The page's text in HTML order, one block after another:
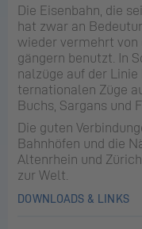
Die Ei­sen­bahn, die
hat zwar an
wie­der ver­mehrt
gän­gern be­nutzt. In
nal­zü­ge auf der
ter­na­tio­na­len Züge
Buchs, Sar­gans und
Die guten
Bahn­hö­fen und die
Al­ten­rhein und
zur Welt.
DOWNLOADS & LINKS